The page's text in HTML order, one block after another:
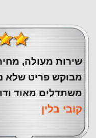
שירות מעולה,
מבוקש פריט שלא
משתדלים מאוד
קובי בלין